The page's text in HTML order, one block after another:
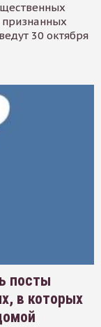
признанных
30 октября
посты
в которых